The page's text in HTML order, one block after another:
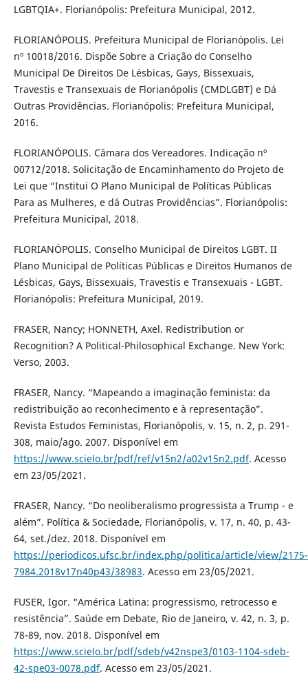
LGBTQIA+. Florianópolis: Prefeitura Municipal, 2012.
FLORIANÓPOLIS. Prefeitura Municipal de Florianópolis. Lei
nº 10018/2016. Dispõe Sobre a Criação do Conselho
Municipal De Direitos De Lésbicas, Gays, Bissexuais,
Travestis e Transexuais de Florianópolis (CMDLGBT) e Dá
Outras Providências. Florianópolis: Prefeitura Municipal,
2016.
FLORIANÓPOLIS. Câmara dos Vereadores. Indicação nº
00712/2018. Solicitação de Encaminhamento do Projeto de
Lei que “Institui O Plano Municipal de Políticas Públicas
Para as Mulheres, e dá Outras Providências”. Florianópolis:
Prefeitura Municipal, 2018.
FLORIANÓPOLIS. Conselho Municipal de Direitos LGBT. II
Plano Municipal de Políticas Públicas e Direitos Humanos de
Lésbicas, Gays, Bissexuais, Travestis e Transexuais - LGBT.
Florianópolis: Prefeitura Municipal, 2019.
FRASER, Nancy; HONNETH, Axel. Redistribution or
Recognition? A Political-Philosophical Exchange. New York:
Verso, 2003.
FRASER, Nancy. “Mapeando a imaginação feminista: da
redistribuição ao reconhecimento e à representação”.
Revista Estudos Feministas, Florianópolis, v. 15, n. 2, p. 291-
308, maio/ago. 2007. Disponível em
https://www.scielo.br/pdf/ref/v15n2/a02v15n2.pdf. Acesso
em 23/05/2021.
FRASER, Nancy. “Do neoliberalismo progressista a Trump - e
além”. Política & Sociedade, Florianópolis, v. 17, n. 40, p. 43-
64, set./dez. 2018. Disponível em
https://periodicos.ufsc.br/index.php/politica/article/view/2175-
7984.2018v17n40p43/38983. Acesso em 23/05/2021.
FUSER, Igor. “América Latina: progressismo, retrocesso e
resistência”. Saúde em Debate, Rio de Janeiro, v. 42, n. 3, p.
78-89, nov. 2018. Disponível em
https://www.scielo.br/pdf/sdeb/v42nspe3/0103-1104-sdeb-
42-spe03-0078.pdf. Acesso em 23/05/2021.